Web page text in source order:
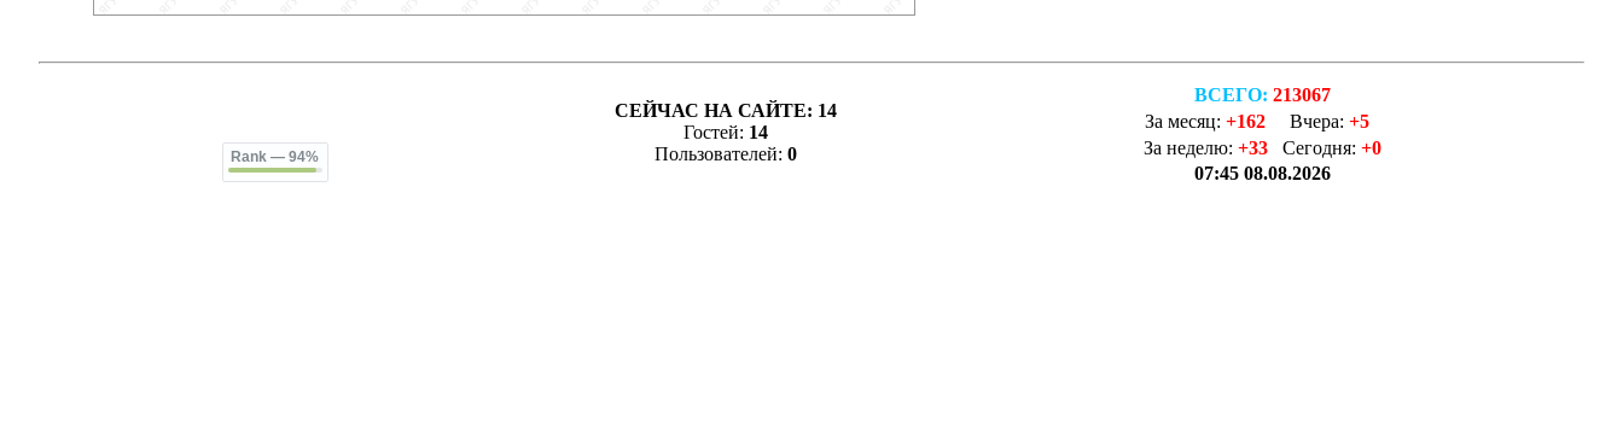
Rank — 94%
СЕЙЧАС НА САЙТЕ: 14
Гостей: 14
Пользователей: 0
ВСЕГО: 213067
За месяц: +162 Вчера: +5
За неделю: +33 Сегодня: +0
07:45 08.08.2026